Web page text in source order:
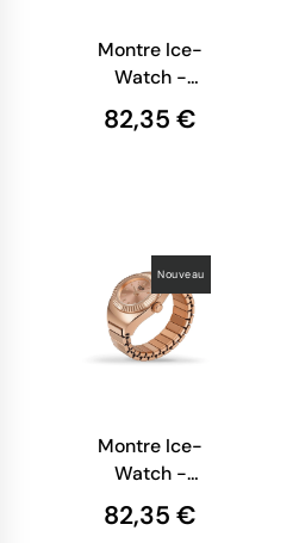
Montre Ice-
Watch -
Smart Sq 2.0
Carrée 1.70 -
82,35 €
Nouveau
Montre Ice-
Watch -
Chouchou -
Rose-Gold
82,35 €